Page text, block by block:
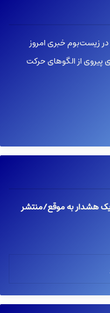
زیست‌بوم خبری امروز
پیروی از الگوهای حرکت
یک هشدار به موقع/منتشر